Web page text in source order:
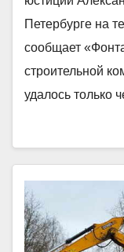
Петербурге на
сообщает
строительной
удалось только